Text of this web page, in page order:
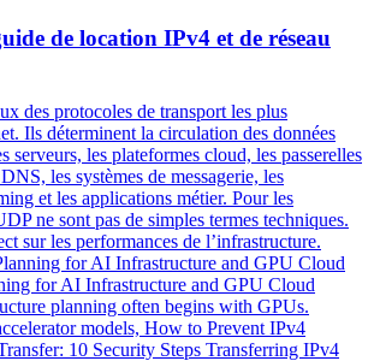
de location IPv4 et de réseau
des protocoles de transport les plus
Ils déterminent la circulation des données
serveurs, les plateformes cloud, les passerelles
les systèmes de messagerie, les
et les applications métier. Pour les
ne sont pas de simples termes techniques.
sur les performances de l’infrastructure.
for AI Infrastructure and GPU Cloud
for AI Infrastructure and GPU Cloud
planning often begins with GPUs.
models, How to Prevent IPv4
10 Security Steps Transferring IPv4